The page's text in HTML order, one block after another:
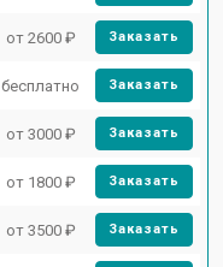
от 2600 ₽ Заказать
бесплатно Заказать
от 3000 ₽ Заказать
от 1800 ₽ Заказать
от 3500 ₽ Заказать